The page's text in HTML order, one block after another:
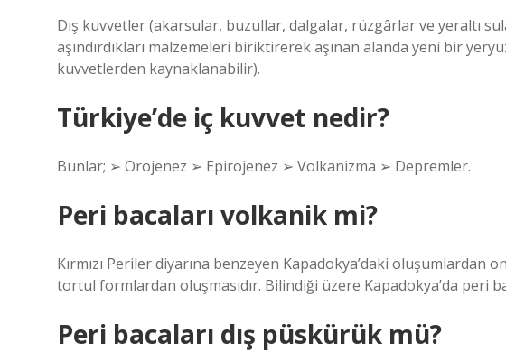
Dış kuvvetler (akarsular, buzullar, dalgalar, rüzgârlar ve yeraltı
aşındırdıkları malzemeleri biriktirerek aşınan alanda yeni bir
kuvvetlerden kaynaklanabilir).
Türkiye’de iç kuvvet nedir?
Bunlar; ➢ Orojenez ➢ Epirojenez ➢ Volkanizma ➢ Depremler.
Peri bacaları volkanik mi?
Kırmızı Periler diyarına benzeyen Kapadokya’daki
tortul formlardan oluşmasıdır. Bilindiği üzere Kapadokya’da peri
Peri bacaları dış püskürük mü?